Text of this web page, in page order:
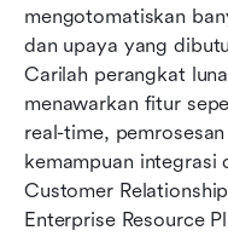
mengotomatiskan
dan upaya yang
Carilah perangkat
menawarkan fitur
real-time,
kemampuan integrasi
Customer
Enterprise Resource